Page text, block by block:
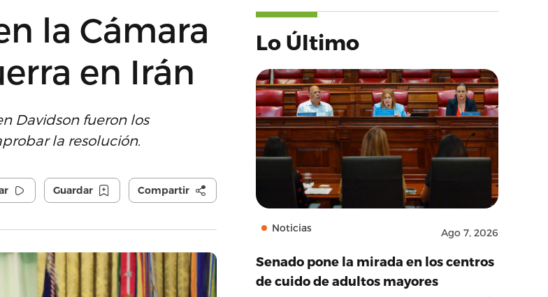
la Cámara
en Irán
Davidson fueron los
la resolución.
Guardar Compartir
Lo Último
Noticias Ago 7, 2026
Senado pone la mirada en los centros
de cuido de adultos mayores